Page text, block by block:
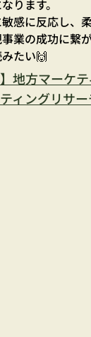
ります。
感に反応し、
業の成功に繋が
たい🙌
】地方マーケ
ィングリサ